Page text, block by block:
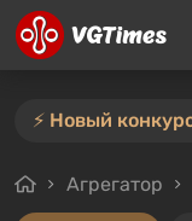
Агрегатор